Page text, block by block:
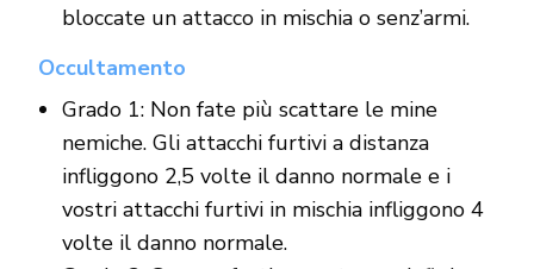
bloccate un attacco in mischia o senz’armi.
Occultamento
Grado 1: Non fate più scattare le mine
nemiche. Gli attacchi furtivi a distanza
infliggono 2,5 volte il danno normale e i
vostri attacchi furtivi in mischia infliggono 4
volte il danno normale.